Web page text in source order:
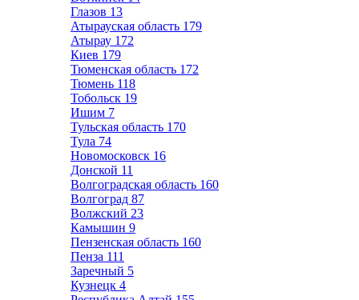
Глазов 13
Атырауская область 179
Атырау 172
Киев 179
Тюменская область 172
Тюмень 118
Тобольск 19
Ишим 7
Тульская область 170
Тула 74
Новомосковск 16
Донской 11
Волгоградская область 160
Волгоград 87
Волжский 23
Камышин 9
Пензенская область 160
Пенза 111
Заречный 5
Кузнецк 4